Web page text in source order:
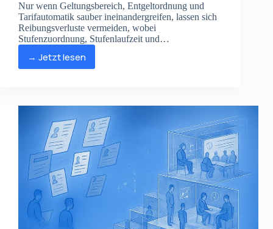
Nur wenn Geltungsbereich, Entgeltordnung und
Tarifautomatik sauber ineinandergreifen, lassen sich
Reibungsverluste vermeiden, wobei
Stufenzuordnung, Stufenlaufzeit und
Prüfgrößen das Jahresbudget stärker prägen als oft
angenommen.
→ Jetzt lesen
TV-
für
rechtssichere
Eingruppierung
und
Budgetplanung
2026